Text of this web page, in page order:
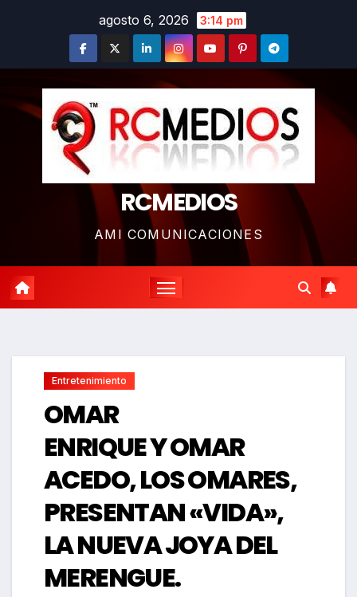
agosto 6, 2026 3:14 pm
RCMEDIOS
AMI COMUNICACIONES
Entretenimiento
OMAR
ENRIQUE Y OMAR
ACEDO, LOS OMARES,
PRESENTAN «VIDA»,
LA NUEVA JOYA DEL
MERENGUE.